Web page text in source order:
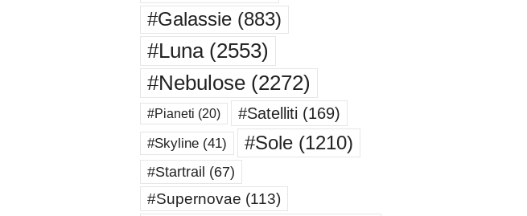
#Galassie(883)
#Luna(2553)
#Nebulose(2272)
#Pianeti (20) #Satelliti (169)
#Skyline(41) #Sole(1210)
#Startrail (67)
#Supernovae (113)